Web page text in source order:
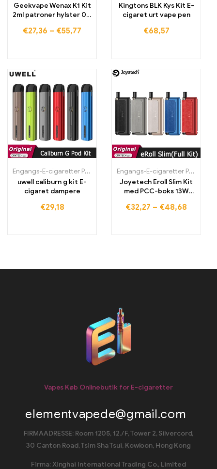
Geekvape Wenax K1 Kit
2ml patroner hylster 0,8
600mAh batteri 16W
€27,36 – €55,77
Kingtons BLK Kys Kit E-
cigaret urt vape pen
€68,57
Engangs-E-cigaretter Polen Engangs-E-cigaretter Portugal
uwell caliburn g kit E-
cigaret dampere
€29,18
Engangs-E-cigaretter Polen
Joyetech Eroll Slim Kit
med PCC-boks 13W
€32,27 – €48,68
Vapes Køb Onlinebutik for E-cigaretter
elementvapede@gmail.com
FIRMAADRESSE: Room 1205, 12./F, Tower 2, Silvercord,
30 Canton Road, Tsim Sha Tsui, Kowloon, Hong Kong
Firma: Xinghai International Trading Co., Limited